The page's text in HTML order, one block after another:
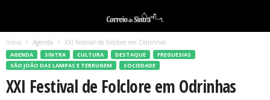
Início Agenda XXI Festival de Folclore em Odrinhas
AGENDA SINTRA CULTURA DESTAQUE
FREGUESIAS
SÃO JOÃO DAS LAMPAS E TERRUGEM
SOCIEDADE
XXI Festival de Folclore em Odrinhas